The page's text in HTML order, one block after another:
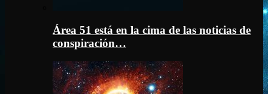
Área 51 está en la cima de las noticias de
conspiración…